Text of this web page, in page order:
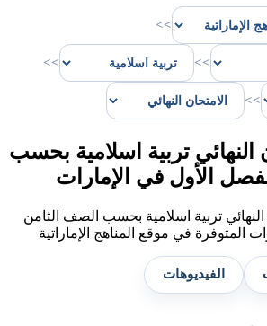
>>
>>
>>
>>
النهائي تربية اسلامية بحسب
الأول في الإمارات
تربية اسلامية بحسب الصف الثامن
المتوفرة في موقع المناهج الإماراتية
الفيديوهات